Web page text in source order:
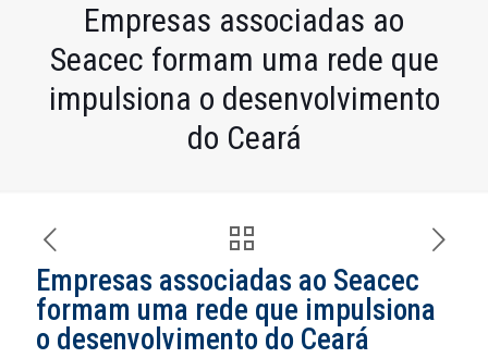
Empresas associadas ao
Seacec formam uma rede que
impulsiona o desenvolvimento
do Ceará
Empresas associadas ao Seacec
formam uma rede que impulsiona
o desenvolvimento do Ceará